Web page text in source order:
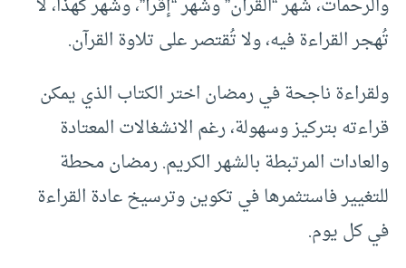
تُهجر القراءة فيه، ولا تُقتصر على تلاوة القرآن.
ولقراءة ناجحة في رمضان اختر الكتاب الذي يمكن
قراءته بتركيز وسهولة، رغم الانشغالات المعتادة
والعادات المرتبطة بالشهر الكريم. رمضان محطة
للتغيير فاستثمرها في تكوين وترسيخ عادة القراءة
في كل يوم.